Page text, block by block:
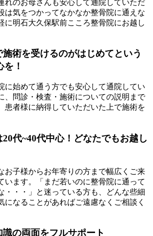
れのお母さんも安心して通院していただ
は気をつかってなかなか整骨院に通えな
に明石大久保駅前こころ整骨院にお越し
に始めて通う方でも安心して通院してい
、問診・検査・施術についての説明まで
患者様に納得していただいた上で施術を
お子様からお年寄りの方まで幅広くご来
います。「まだ若いのに整骨院に通って
・・・」と迷っている方も、どんな些細
になることがあればご遠慮なくご相談く